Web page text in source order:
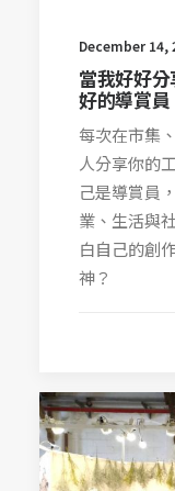
December 14,
當我好好
好的導賞員
每次在市集
人分享你的
己是導賞員
業、生活與
白自己的創
神？